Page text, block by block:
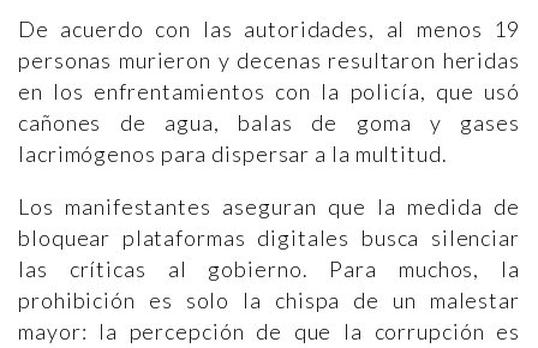
De acuerdo con las autoridades, al menos 19
personas murieron y decenas resultaron heridas
en los enfrentamientos con la policía, que usó
cañones de agua, balas de goma y gases
lacrimógenos para dispersar a la multitud.
Los manifestantes aseguran que la medida de
bloquear plataformas digitales busca silenciar
las críticas al gobierno. Para muchos, la
prohibición es solo la chispa de un malestar
mayor: la percepción de que la corrupción es